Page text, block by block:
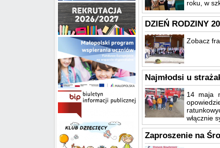
roku, w
DZIEŃ RODZINY
Zobacz
Najmłodsi u
14 maja
włącznie
Zaproszenie na